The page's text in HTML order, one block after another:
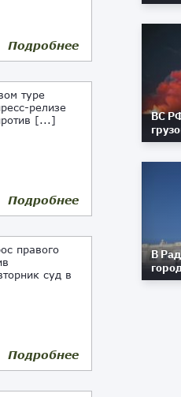
Подробнее
туре
релизе
[...]
Подробнее
правого
суд в
Подробнее
ВС
В